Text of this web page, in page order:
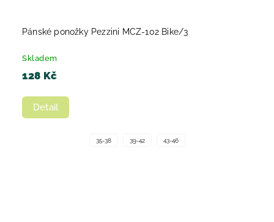
Pánské ponožky Pezzini MCZ-102 Bike/3
Skladem
128 Kč
Detail
35-38 39-42 43-46